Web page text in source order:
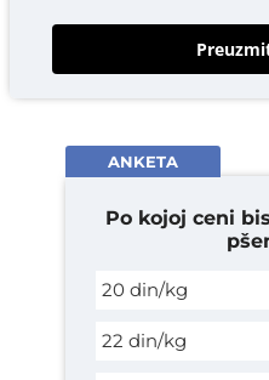
ANKETA
Po kojoj ceni
20 din/kg
22 din/kg